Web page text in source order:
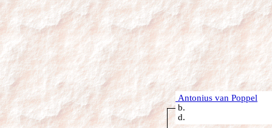
Antonius van Poppel
b.
d.